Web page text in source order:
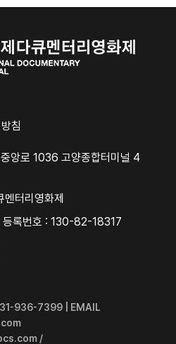
침
앙로 1036 고양종합터미널 4
멘터리영화제
등록번호 : 130-82-18317
936-7399 | EMAIL
/